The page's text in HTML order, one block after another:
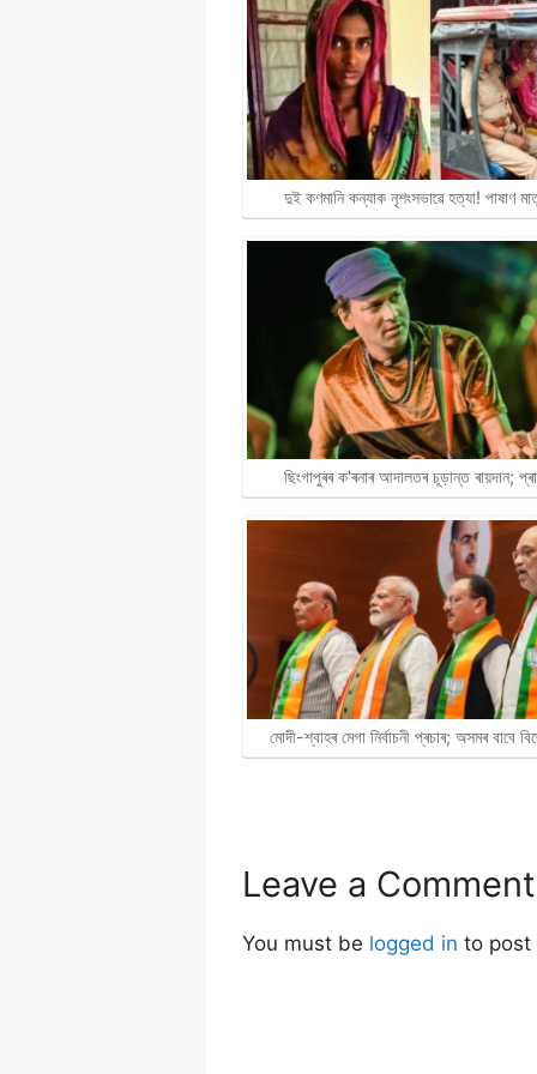
দুই কণমানি কন্যাক নৃশংসভাৱে হত্যা! পাষাণ
ছিংগাপুৰৰ ক'ৰনাৰ আদালতৰ চূড়ান্ত ৰায়দান;
মোদী-শ্বাহৰ মেগা নিৰ্বাচনী প্ৰচাৰ; অসমৰ বাবে
Leave a Comment
You must be logged in to post